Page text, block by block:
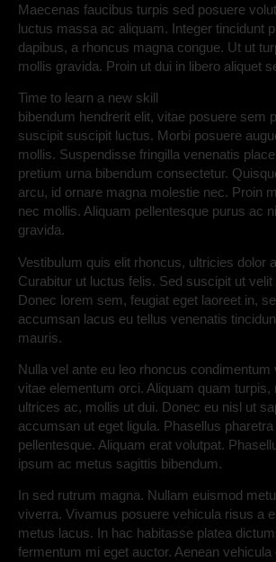
Maecenas faucibus turpis sed posuere
luctus massa ac aliquam. Integer tincidunt
dapibus, a rhoncus magna congue. Ut ut
mollis gravida. Proin ut dui in libero aliquet
Time to learn a new skill
bibendum hendrerit elit, vitae posuere sem
suscipit suscipit luctus. Morbi posuere
mollis. Suspendisse fringilla venenatis
pretium urna bibendum consectetur.
arcu, id ornare magna molestie nec. Proin
nec mollis. Aliquam pellentesque purus ac
gravida.
Vestibulum quis elit rhoncus, ultricies dolor
Curabitur ut luctus felis. Sed suscipit ut
Donec lorem sem, feugiat eget laoreet in,
accumsan lacus eu tellus venenatis
mauris.
Nulla vel ante eu leo rhoncus condimentum
vitae elementum orci. Aliquam quam turpis,
ultrices ac, mollis ut dui. Donec eu nisl ut
accumsan ut eget ligula. Phasellus
pellentesque. Aliquam erat volutpat.
ipsum ac metus sagittis bibendum.
In sed rutrum magna. Nullam euismod
viverra. Vivamus posuere vehicula risus a
metus lacus. In hac habitasse platea
fermentum mi eget auctor. Aenean vehicula